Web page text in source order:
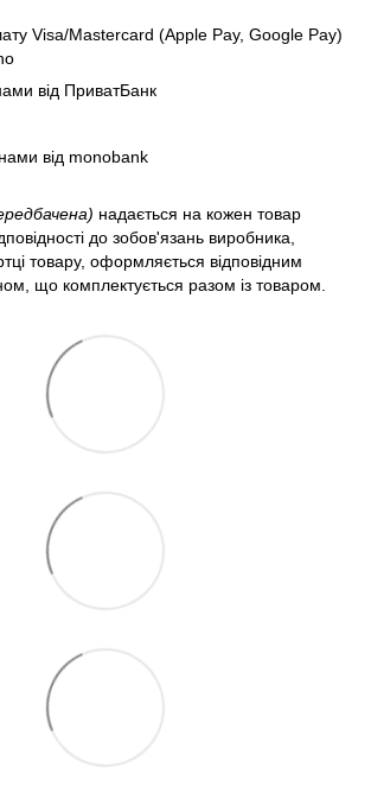
від ПриватБанк
від monobank
надається на кожен товар
до зобов'язань виробника,
товару, оформляється відповідним
що комплектується разом із товаром.